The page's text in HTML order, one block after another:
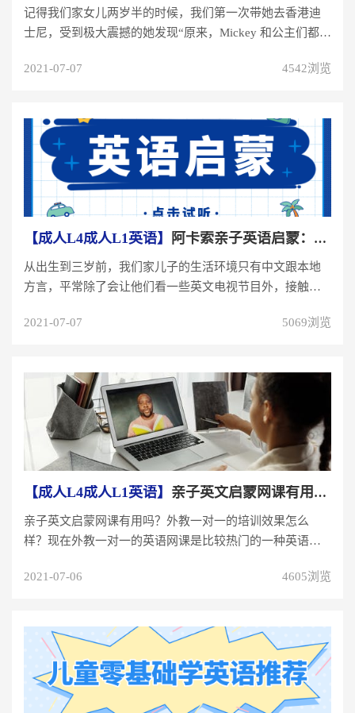
记得我们家女儿两岁半的时候，我们第一次带她去香港迪
士尼，受到极大震撼的她发现“原来，Mickey 和公主们都说
2021-07-07
4542浏览
【成人L4成人L1英语】 阿卡索亲子英语启蒙：玩游戏也能学英语！
从出生到三岁前，我们家儿子的生活环境只有中文跟本地
方言，平常除了会让他们看一些英文电视节目外，接触英
2021-07-07
5069浏览
【成人L4成人L1英语】 亲子英文启蒙网课有用吗？外教一对一的培训效果怎么...
亲子英文启蒙网课有用吗？外教一对一的培训效果怎么
样？现在外教一对一的英语网课是比较热门的一种英语培
2021-07-06
4605浏览